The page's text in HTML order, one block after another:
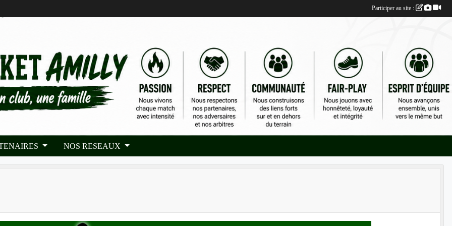
NOS RESEAUX
Participer au site :